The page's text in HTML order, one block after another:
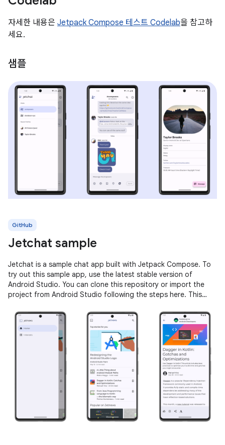
자세한 내용은 Jetpack Compose 테스트 Codelab을 참고하
세요.
샘플
GitHub
Jetchat sample
Jetchat is a sample chat app built with Jetpack Compose. To
try out this sample app, use the latest stable version of
Android Studio. You can clone this repository or import the
project from Android Studio following the steps here. This